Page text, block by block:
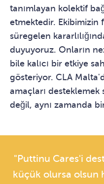
tanımlayan kolektif
etmektedir. Ekibimizin
süregelen
duyuyoruz. Onların
bile kalıcı bir etkiye
gösteriyor. CLA
amaçları
değil, aynı zamanda
"Puttinu Cares'i
küçük olursa olsun